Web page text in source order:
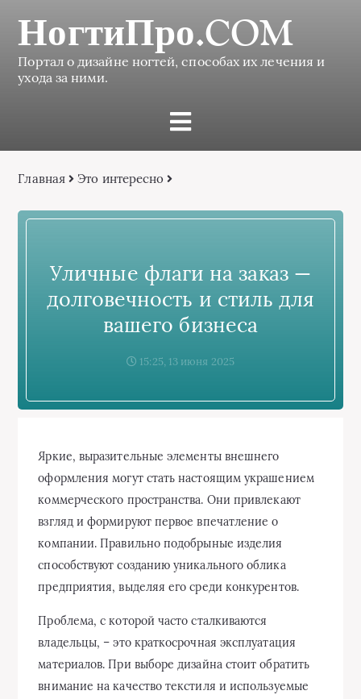
НогтиПро.COM
Портал о дизайне ногтей, способах их лечения и
ухода за ними.
Главная Это интересно
Уличные флаги на заказ —
долговечность и стиль для
вашего бизнеса
15:25, 13 июня 2025
Яркие, выразительные элементы внешнего
оформления могут стать настоящим украшением
коммерческого пространства. Они привлекают
взгляд и формируют первое впечатление о
компании. Правильно подобрыные изделия
способствуют созданию уникального облика
предприятия, выделяя его среди конкурентов.
Проблема, с которой часто сталкиваются
владельцы, – это краткосрочная эксплуатация
материалов. При выборе дизайна стоит обратить
внимание на качество текстиля и используемые